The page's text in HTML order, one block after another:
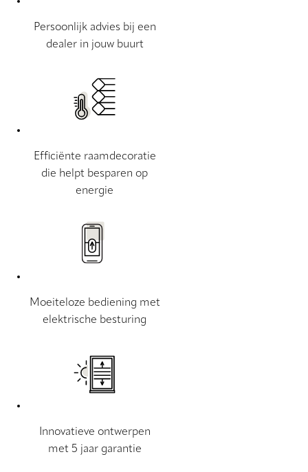
Persoonlijk advies bij een
dealer in jouw buurt
Efficiënte raamdecoratie
die helpt besparen op
energie
Moeiteloze bediening met
elektrische besturing
Innovatieve ontwerpen
met 5 jaar garantie